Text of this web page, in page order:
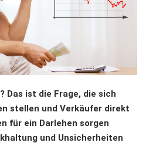
Das ist die Frage, die sich
stellen und Verkäufer direkt
für ein Darlehen sorgen
und Unsicherheiten